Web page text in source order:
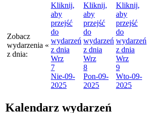
Zobacz
wydarzenia
z dnia:
«
Kliknij,
aby
przejść
do
wydarzeń
z dnia
Wrz
7
Nie-09-
2025
Kliknij,
aby
przejść
do
wydarzeń
z dnia
Wrz
8
Pon-09-
2025
Kliknij,
aby
przejść
do
wydarzeń
z dnia
Wrz
9
Wto-09-
2025
Kalendarz wydarzeń